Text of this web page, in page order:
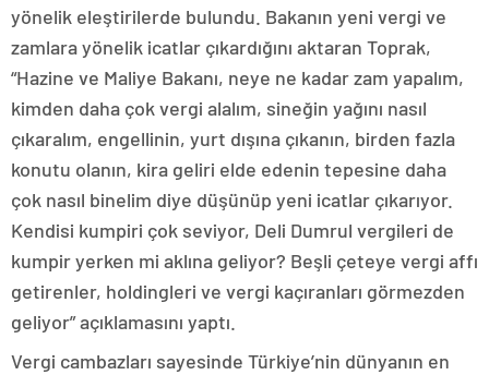
yönelik eleştirilerde bulundu. Bakanın yeni vergi ve
zamlara yönelik icatlar çıkardığını aktaran Toprak,
“Hazine ve Maliye Bakanı, neye ne kadar zam yapalım,
kimden daha çok vergi alalım, sineğin yağını nasıl
çıkaralım, engellinin, yurt dışına çıkanın, birden fazla
konutu olanın, kira geliri elde edenin tepesine daha
çok nasıl binelim diye düşünüp yeni icatlar çıkarıyor.
Kendisi kumpiri çok seviyor, Deli Dumrul vergileri de
kumpir yerken mi aklına geliyor? Beşli çeteye vergi affı
getirenler, holdingleri ve vergi kaçıranları görmezden
geliyor” açıklamasını yaptı.
Vergi cambazları sayesinde Türkiye’nin dünyanın en